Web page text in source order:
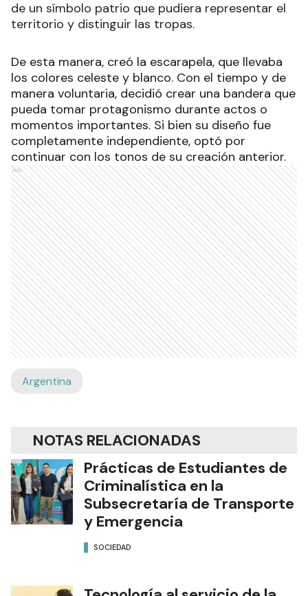
de un símbolo patrio que pudiera representar el
territorio y distinguir las tropas.
De esta manera, creó la escarapela, que llevaba
los colores celeste y blanco. Con el tiempo y de
manera voluntaria, decidió crear una bandera que
pueda tomar protagonismo durante actos o
momentos importantes. Si bien su diseño fue
completamente independiente, optó por
continuar con los tonos de su creación anterior.
Ads
Argentina
NOTAS RELACIONADAS
Prácticas de Estudiantes de
Criminalística en la
Subsecretaría de Transporte
y Emergencia
SOCIEDAD